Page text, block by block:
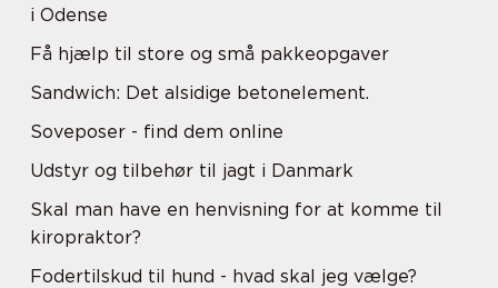
i Odense
Få hjælp til store og små pakkeopgaver
Sandwich: Det alsidige betonelement.
Soveposer - find dem online
Udstyr og tilbehør til jagt i Danmark
Skal man have en henvisning for at komme til
kiropraktor?
Fodertilskud til hund - hvad skal jeg vælge?